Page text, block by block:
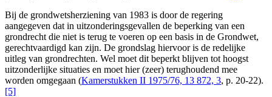
Bij de grondwetsherziening van 1983 is door de regering
aangegeven dat in uitzonderingsgevallen de beperking van een
grondrecht die niet is terug te voeren op een basis in de Grondwet,
gerechtvaardigd kan zijn. De grondslag hiervoor is de redelijke
uitleg van grondrechten. Wel moet dit beperkt blijven tot hoogst
uitzonderlijke situaties en moet hier (zeer) terughoudend mee
worden omgegaan (Kamerstukken II 1975/76, 13 872, 3, p. 20-22).
[5]